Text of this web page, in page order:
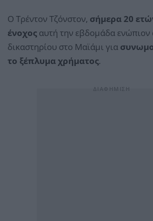
Ο Τρέντον Τζόνστον, σήμερα 20
ένοχος αυτή την εβδομάδα
δικαστηρίου στο Μαϊάμι για
το ξέπλυμα χρήματος.